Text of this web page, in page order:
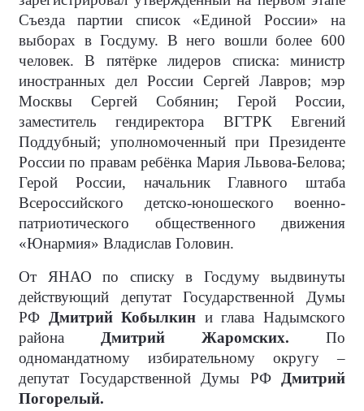
Съезда партии список «Единой России» на
выборах в Госдуму. В него вошли более 600
человек. В пятёрке лидеров списка: министр
иностранных дел России Сергей Лавров; мэр
Москвы Сергей Собянин; Герой России,
заместитель гендиректора ВГТРК Евгений
Поддубный; уполномоченный при Президенте
России по правам ребёнка Мария Львова-Белова;
Герой России, начальник Главного штаба
Всероссийского детско-юношеского военно-
патриотического общественного движения
«Юнармия» Владислав Головин.
От ЯНАО по списку в Госдуму выдвинуты
действующий депутат Государственной Думы
РФ
Дмитрий Кобылкин и глава Надымского
района Дмитрий Жаромских. По
одномандатному избирательному округу –
депутат Государственной Думы РФ Дмитрий
Погорелый.